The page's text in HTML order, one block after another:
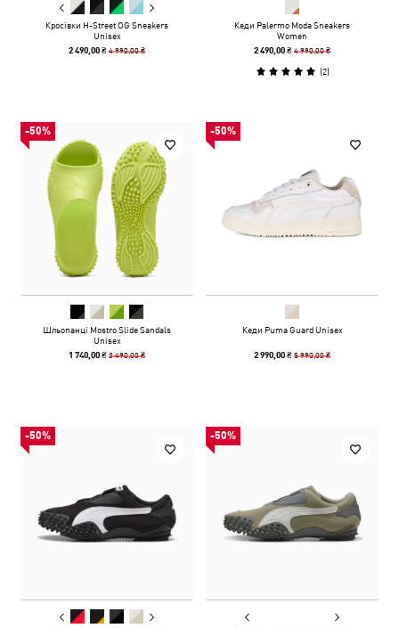
Кросівки H-Street OG Sneakers
Unisex
2 490,00 ₴4 990,00 ₴
Кеди Palermo Moda Sneakers
Women
2 490,00 ₴4 990,00 ₴
(2)
-50%
Шльопанці Mostro Slide Sandals
Unisex
1 740,00 ₴3 490,00 ₴
-50%
Кеди Puma Guard Unisex
2 990,00 ₴5 990,00 ₴
-50% -50%